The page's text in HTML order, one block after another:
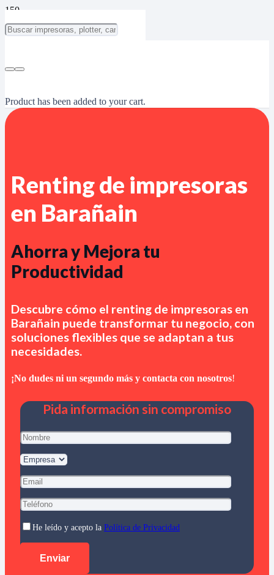
Product has been added to your cart.
Renting de impresoras
en Barañain
Ahorra y Mejora tu
Productividad
Descubre cómo el renting de impresoras en
Barañain puede transformar tu negocio, con
soluciones flexibles que se adaptan a tus
necesidades.
¡No dudes ni un segundo más y contacta con nosotros!
Pida información sin compromiso
He leído y acepto la Política de Privacidad